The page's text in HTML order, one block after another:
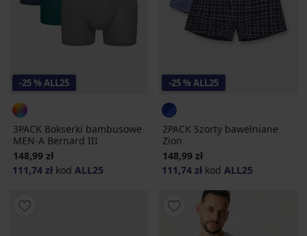
-25 % ALL25
3PACK Bokserki bambusowe
MEN-A Bernard III
148,99 zł
111,74 zł kod ALL25
-25 % ALL25
2PACK Szorty bawełniane
Zion
148,99 zł
111,74 zł kod ALL25